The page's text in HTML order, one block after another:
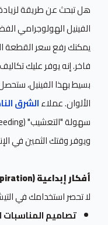
هل تبحث عن طريقة
الفينيل الهولوجرامي
يمكنك رفع سعر القطعة
فاخر. إنه يوفر عليك
بسيط بهذا الفينيل،
الألوان. عملاءالشرق
ويوفر وقتك الثمين في
أفكار إبداعية (Creative Inspiration)
لا تحصر استخدامك في
تصاميم المناسبات